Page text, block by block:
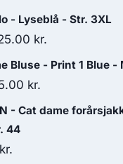
- Lyseblå - Str. 3XL
kr.
price
125.00 kr..
Bluse - Print 1 Blue -
kr..
kr.
price
- Cat dame
44
kr.